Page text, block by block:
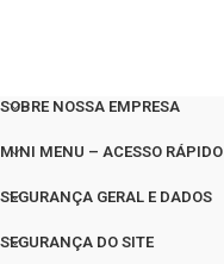
SOBRE NOSSA EMPRESA
MINI MENU – ACESSO RÁPIDO
SEGURANÇA GERAL E DADOS
SEGURANÇA DO SITE